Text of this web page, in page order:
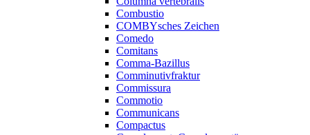
Combustio
COMBYsches Zeichen
Comedo
Comitans
Comma-Bazillus
Comminutivfraktur
Commissura
Commotio
Communicans
Compactus